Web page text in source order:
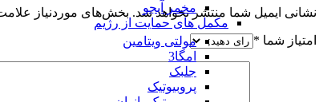
مخمر آبجو
مکمل های حمایت از رژیم
مولتی ویتامین
امگا3
جلبک
پروبیوتیک
نشانی ایمیل شما منتشر نخواهد شد. بخش‌های موردنیاز
امتیاز شما *